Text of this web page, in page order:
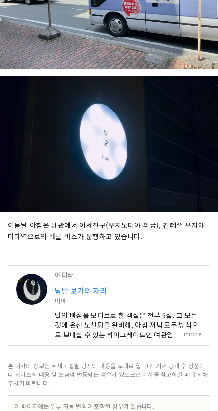
이튿날 아침은 당관에서 이세진구(우치노미야·외궁), 긴테쓰 우지야
마다역으로의 배달 버스가 운행하고 있습니다.
에디터
달밤 보기의 자리
미에
달의 빠짐을 모티브로 한 객실은 전부 6실. 그 모든
것에 온천 노천탕을 완비해, 아침 저녁 모두 방식으
로 보내실 수 있는 하이그레이드인 여관입니다. 식
사는 마츠자카규와 이세 새우 등 이세시마의 식재료
more
본 기사의 정보는 취재・집필 당시의 내용을 토대로 합니다. 기사 공개 후 상품이
나 서비스의 내용 및 요금이 변동되는 경우가 있으므로 기사를 참고하실 때 주의해
주시기 바랍니다.
이 페이지에는 일부 자동 번역이 포함된 경우가 있습니다.